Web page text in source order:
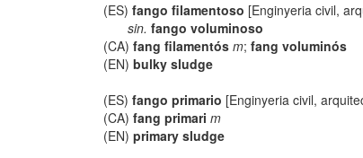
(ES)fango filamentoso [Enginyeria civil,
sin. fango voluminoso
(CA)fang filamentós m;fang voluminós
(EN)bulky sludge
(ES)fango primario [Enginyeria civil,
(CA)fang primari m
(EN)primary sludge